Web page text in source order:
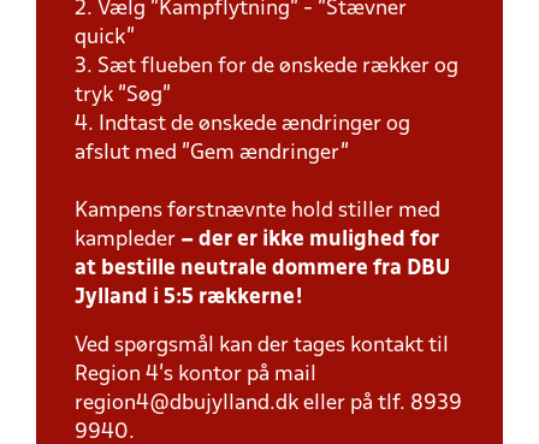
2. Vælg "Kampflytning" - "Stævner
quick"
3. Sæt flueben for de ønskede rækker og
tryk "Søg"
4. Indtast de ønskede ændringer og
afslut med "Gem ændringer"
Kampens førstnævnte hold stiller med
kampleder – der er ikke mulighed for
at bestille neutrale dommere fra DBU
Jylland i 5:5 rækkerne!
Ved spørgsmål kan der tages kontakt til
Region 4's kontor på mail
region4@dbujylland.dk eller på tlf. 8939
9940.